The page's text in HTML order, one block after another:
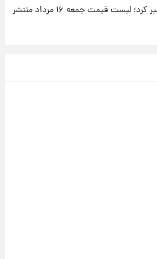
قیمت خودروهای سایپا تغییر کرد؛ لیست قیمت جمعه ۱۶ مرداد منتشر